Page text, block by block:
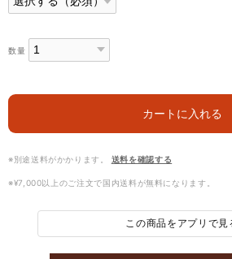
数量
カートに入れる
※別途送料がかかります。 送料を確認する
※¥7,000以上のご注文で国内送料が無料になります。
この商品をアプリで見